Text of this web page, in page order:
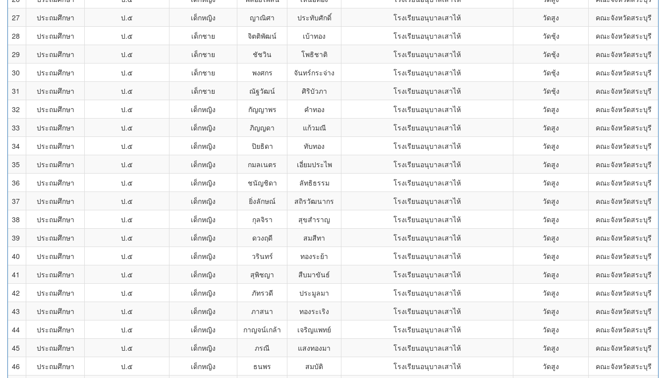
27
ประถมศึกษา ป.๕ เด็กหญิง ญาณิศา ประทับศักดิ์ โรงเรียนอนุบาลเสาไห้ วัดสูง
คณะจังหวัดสระบุรี
28
ประถมศึกษา ป.๕ เด็กชาย จิตติพัฒน์ เบ้าทอง โรงเรียนอนุบาลเสาไห้ วัดชุ้ง
คณะจังหวัดสระบุรี
29
ประถมศึกษา ป.๕ เด็กชาย ชัชวิน โพธิชาติ โรงเรียนอนุบาลเสาไห้ วัดชุ้ง
คณะจังหวัดสระบุรี
30
ประถมศึกษา ป.๕ เด็กชาย พงศกร จันทร์กระจ่าง โรงเรียนอนุบาลเสาไห้ วัดชุ้ง
คณะจังหวัดสระบุรี
31
ประถมศึกษา ป.๕ เด็กชาย ณัฐวัฒน์ ศิริบัวภา โรงเรียนอนุบาลเสาไห้ วัดชุ้ง
คณะจังหวัดสระบุรี
32
ประถมศึกษา ป.๕ เด็กหญิง กัญญาพร คำทอง โรงเรียนอนุบาลเสาไห้ วัดสูง
คณะจังหวัดสระบุรี
33
ประถมศึกษา ป.๕ เด็กหญิง ภิญญดา แก้วมณี โรงเรียนอนุบาลเสาไห้ วัดสูง
คณะจังหวัดสระบุรี
34
ประถมศึกษา ป.๕ เด็กหญิง ปิยธิดา ทับทอง โรงเรียนอนุบาลเสาไห้ วัดสูง
คณะจังหวัดสระบุรี
35
ประถมศึกษา ป.๕ เด็กหญิง กมลเนตร เอี่ยมประไพ โรงเรียนอนุบาลเสาไห้ วัดสูง
คณะจังหวัดสระบุรี
36
ประถมศึกษา ป.๕ เด็กหญิง ชนัญชิดา ลัทธิธรรม โรงเรียนอนุบาลเสาไห้ วัดสูง
คณะจังหวัดสระบุรี
37
ประถมศึกษา ป.๕ เด็กหญิง ยิ่งลักษณ์ สถิรวัฒนากร โรงเรียนอนุบาลเสาไห้ วัดสูง
คณะจังหวัดสระบุรี
38
ประถมศึกษา ป.๕ เด็กหญิง กุลจิรา สุขสำราญ โรงเรียนอนุบาลเสาไห้ วัดสูง
คณะจังหวัดสระบุรี
39
ประถมศึกษา ป.๕ เด็กหญิง ดวงฤดี สมสีทา โรงเรียนอนุบาลเสาไห้ วัดสูง
คณะจังหวัดสระบุรี
40
ประถมศึกษา ป.๕ เด็กหญิง วรินทร์ ทองระย้า โรงเรียนอนุบาลเสาไห้ วัดสูง
คณะจังหวัดสระบุรี
41
ประถมศึกษา ป.๕ เด็กหญิง สุพิชญา สืบมาขันธ์ โรงเรียนอนุบาลเสาไห้ วัดสูง
คณะจังหวัดสระบุรี
42
ประถมศึกษา ป.๕ เด็กหญิง ภัทรวดี ประมูลมา โรงเรียนอนุบาลเสาไห้ วัดสูง
คณะจังหวัดสระบุรี
43
ประถมศึกษา ป.๕ เด็กหญิง ภาสนา ทองระเริง โรงเรียนอนุบาลเสาไห้ วัดสูง
คณะจังหวัดสระบุรี
44
ประถมศึกษา ป.๕ เด็กหญิง กาญจน์เกล้า เจริญแพทย์ โรงเรียนอนุบาลเสาไห้ วัดสูง
คณะจังหวัดสระบุรี
45
ประถมศึกษา ป.๕ เด็กหญิง ภรณี แสงทองมา โรงเรียนอนุบาลเสาไห้ วัดสูง
คณะจังหวัดสระบุรี
46
ประถมศึกษา ป.๕ เด็กหญิง ธนพร สมบัติ โรงเรียนอนุบาลเสาไห้ วัดสูง คณะจังหวัดสระบุรี